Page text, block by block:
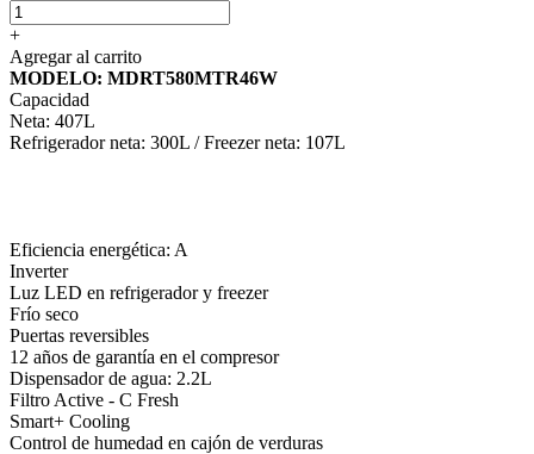
+
Agregar al carrito
MODELO: MDRT580MTR46W
Capacidad
Neta: 407L
Refrigerador neta: 300L / Freezer neta: 107L
Eficiencia energética: A
Inverter
Luz LED en refrigerador y freezer
Frío seco
Puertas reversibles
12 años de garantía en el compresor
Dispensador de agua: 2.2L
Filtro Active - C Fresh
Smart+ Cooling
Control de humedad en cajón de verduras